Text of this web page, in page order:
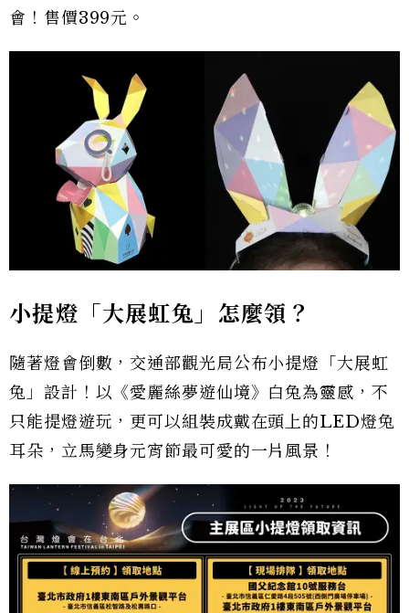
會！售價399元。
小提燈「大展虹兔」怎麼領？
隨著燈會倒數，交通部觀光局公布小提燈「大展虹
兔」設計！以《愛麗絲夢遊仙境》白兔為靈感，不
只能提燈遊玩，更可以組裝成戴在頭上的LED燈兔
耳朵，立馬變身元宵節最可愛的一片風景！